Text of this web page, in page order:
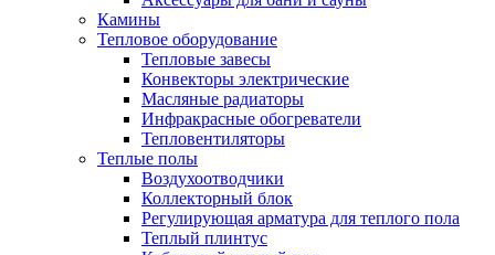
Камины
Тепловое оборудование
Тепловые завесы
Конвекторы электрические
Масляные радиаторы
Инфракрасные обогреватели
Тепловентиляторы
Теплые полы
Воздухоотводчики
Коллекторный блок
Регулирующая арматура для теплого пола
Теплый плинтус